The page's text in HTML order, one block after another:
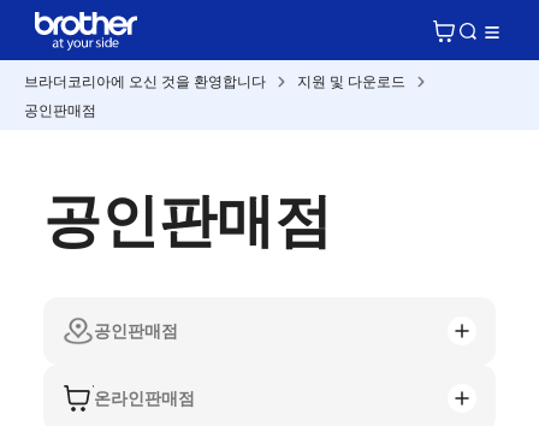
브라더코리아에 오신 것을 환영합니다
지원 및 다운로드
공인판매점
공인판매점
공인판매점
온라인판매점